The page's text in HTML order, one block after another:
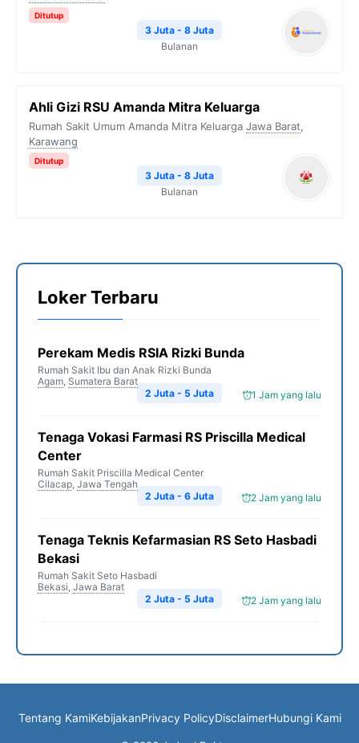
Ditutup
3 Juta - 8 Juta
Bulanan
Ahli Gizi RSU Amanda Mitra Keluarga
Rumah Sakit Umum Amanda Mitra Keluarga Jawa Barat,
Karawang
Ditutup
3 Juta - 8 Juta
Bulanan
Loker Terbaru
Perekam Medis RSIA Rizki Bunda
Rumah Sakit Ibu dan Anak Rizki Bunda
Agam, Sumatera Barat
1 Jam yang lalu
2 Juta - 5 Juta
Tenaga Vokasi Farmasi RS Priscilla Medical
Center
Rumah Sakit Priscilla Medical Center
Cilacap, Jawa Tengah
2 Jam yang lalu
2 Juta - 6 Juta
Tenaga Teknis Kefarmasian RS Seto Hasbadi
Bekasi
Rumah Sakit Seto Hasbadi
Bekasi, Jawa Barat
2 Jam yang lalu
2 Juta - 5 Juta
Tentang KamiKebijakanPrivacy PolicyDisclaimerHubungi Kami